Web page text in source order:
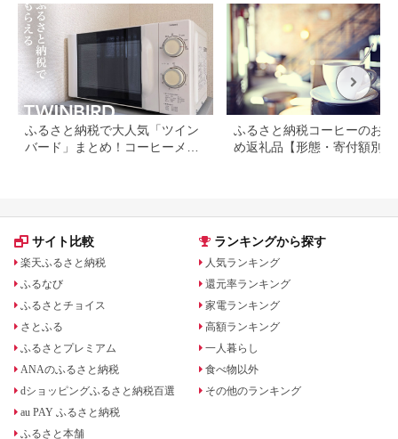
ふるさと納税で大人気「ツイン
バード」まとめ！コーヒーメー
ふるさと納税コーヒーのおす
め返礼品【形態・寄付額別に
サイト比較
楽天ふるさと納税
ふるなび
ふるさとチョイス
さとふる
ふるさとプレミアム
ANAのふるさと納税
dショッピングふるさと納税百選
au PAY ふるさと納税
ふるさと本舗
ランキングから探す
人気ランキング
還元率ランキング
家電ランキング
高額ランキング
一人暮らし
食べ物以外
その他のランキング